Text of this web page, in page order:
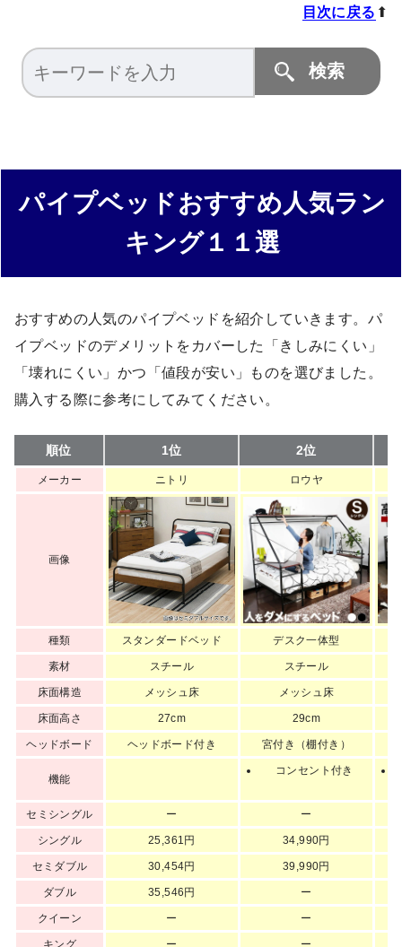
目次に戻る ⬆
パイプベッドおすすめ人気ラン
キング１１選
おすすめの人気のパイプベッドを紹介していきます。パ
イプベッドのデメリットをカバーした「きしみにくい」
「壊れにくい」かつ「値段が安い」ものを選びました。
購入する際に参考にしてみてください。
順位 1位 2位
メーカー ニトリ ロウヤ
画像
種類 スタンダードベッド デスク一体型
素材 スチール スチール
床面構造 メッシュ床 メッシュ床
床面高さ 27cm 29cm
ヘッドボード ヘッドボード付き 宮付き（棚付き）
機能
コンセント付き
セミシングル ー ー
シングル 25,361円 34,990円
セミダブル 30,454円 39,990円
ダブル 35,546円 ー
クイーン ー ー